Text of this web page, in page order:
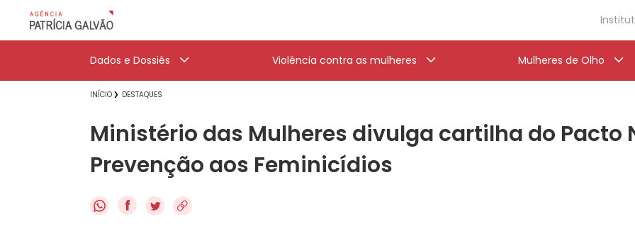
Dados e Dossiês Violência contra as mulheres Mulheres de Olho
INÍCIO DESTAQUES
Ministério das Mulheres divulga cartilha do Pacto
Prevenção aos Feminicídios
f